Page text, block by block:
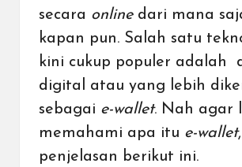
secara onlinedari mana
kapan pun. Salah satu
kini cukup populer adalah
digital atau yang lebih
sebagai e-wallet. Nah agar
memahami apa itu e-wallet
penjelasan berikut ini.